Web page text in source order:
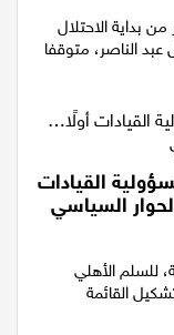
بداية الاحتلال
جمال عبد الناصر، متوقفا
القيادات
السياسي
للسلم الأهلي
القائمة